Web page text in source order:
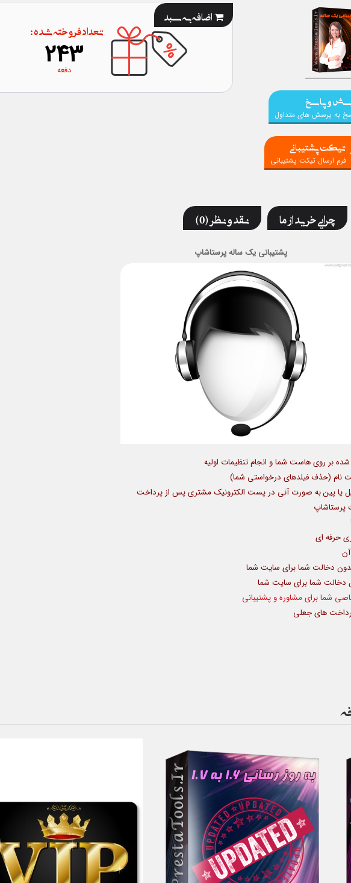
و پاسخ
به پرسش های متداول
تیکت پشتیبانی
فرم ارسال تیکت پشتیبانی
اضافه به سبد
تعداد فروخته شده :
243
دفعه
چرایی خرید از ما نقد و نظر (0)
پشتیبانی یک ساله پرستاشاپ
شده بر روی هاست شما و انجام تنظيمات اوليه
نام (حذف فيلدهای درخواستی شما)
يا پين به صورت آنی در پست الكترونيك مشتری پس از پرداخت
حرفه ای
بدون دخالت شما برای سایت شما
دخالت شما برای سایت شما
شما برای مشاوره و پشتیبانی
های جعلی